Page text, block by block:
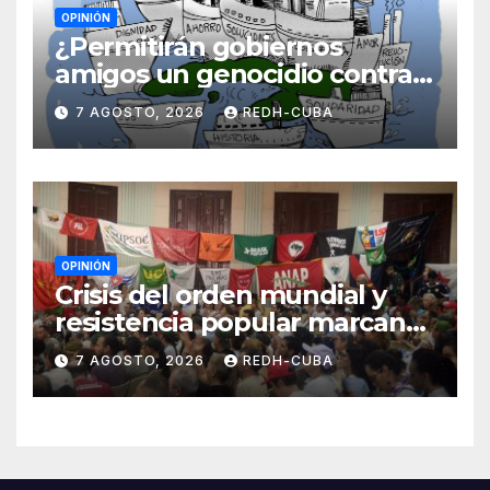
OPINIÓN
¿Permitirán gobiernos
amigos un genocidio contra
Cuba? Por Hedelberto López
Blanch
7 AGOSTO, 2026 REDH-CUBA
OPINIÓN
Crisis del orden mundial y
resistencia popular marcan
el inicio de la IV Asamblea
Continental de ALBA
Movimientos en Cuba
7 AGOSTO, 2026 REDH-CUBA